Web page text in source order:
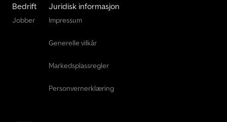
Bedrift
Jobber
Juridisk informasjon
Impressum
Generelle vilkår
Markedsplassregler
Personvernerklæring